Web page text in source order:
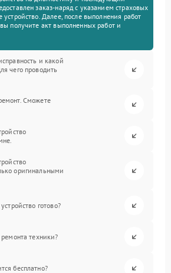
заказ-наряд с указанием страховых
устройство. Далее, после выполнения работ
получите акт выполненных работ и
и какой
чего проводить
Сможете
оригинальными
готово?
техники?
бесплатно?